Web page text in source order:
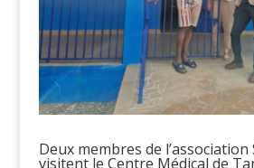
Deux membres de l’association
visitent le Centre Médical de